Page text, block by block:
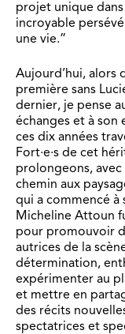
projet unique
incroyable
une vie.”
Aujourd’hui, alors
première sans
dernier, je pense
échanges et à son
ces dix années
Fort·e·s de cet
prolongeons,
chemin aux
qui a commencé à
Micheline Attoun
pour promouvoir
autrices de la
détermination,
expérimenter au
et mettre en
des récits
spectatrices et